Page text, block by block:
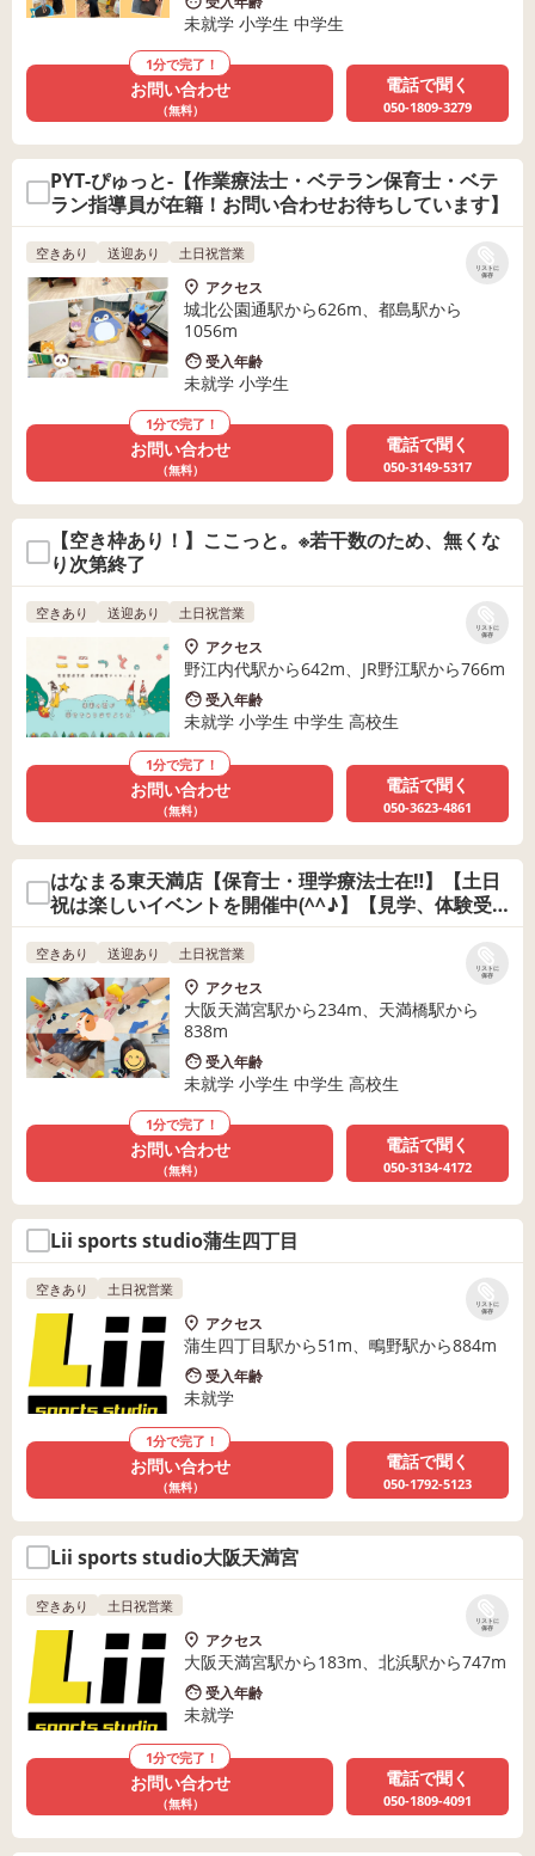
未就学 小学生 中学生
1分で完了！
お問い合わせ
（無料）
電話で聞く
050-1809-3279
PYT-ぴゅっと-【作業療法士・ベテラン保育士・ベテ
ラン指導員が在籍！お問い合わせお待ちしています】
リストに
保存
空きあり 送迎あり 土日祝営業
アクセス
城北公園通駅から626m、都島駅から
1056m
受入年齢
未就学 小学生
1分で完了！
お問い合わせ
（無料）
電話で聞く
050-3149-5317
【空き枠あり！】ここっと。※若干数のため、無くな
り次第終了
リストに
保存
空きあり 送迎あり 土日祝営業
アクセス
野江内代駅から642m、JR野江駅から766m
受入年齢
未就学 小学生 中学生 高校生
1分で完了！
お問い合わせ
（無料）
電話で聞く
050-3623-4861
はなまる東天満店【保育士・理学療法士在‼】【土日
祝は楽しいイベントを開催中(^^♪】【見学、体験受
付中】
リストに
保存
空きあり 送迎あり 土日祝営業
アクセス
大阪天満宮駅から234m、天満橋駅から
838m
受入年齢
未就学 小学生 中学生 高校生
1分で完了！
お問い合わせ
（無料）
電話で聞く
050-3134-4172
Lii sports studio蒲生四丁目
リストに
保存
空きあり 土日祝営業
アクセス
蒲生四丁目駅から51m、鴫野駅から884m
受入年齢
未就学
1分で完了！
お問い合わせ
（無料）
電話で聞く
050-1792-5123
Lii sports studio大阪天満宮
リストに
保存
空きあり 土日祝営業
アクセス
大阪天満宮駅から183m、北浜駅から747m
受入年齢
未就学
1分で完了！
お問い合わせ
（無料）
電話で聞く
050-1809-4091